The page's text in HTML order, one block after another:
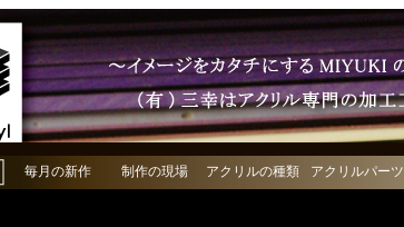
毎月の新作 制作の現場 アクリルの種類 アクリルパーツ